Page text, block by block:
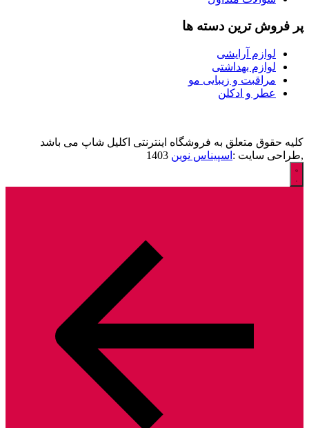
پر فروش ترین دسته ها
لوازم آرایشی
لوازم بهداشتی
مراقبت و زیبایی مو
عطر و ادکلن
کلیه حقوق متعلق به فروشگاه اینترنتی اکلیل شاپ می باشد
,طراحی سایت : اسپیناس نوین